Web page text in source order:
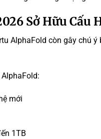
Sở Hữu Cấu
AlphaFold còn gây
mới
1TB